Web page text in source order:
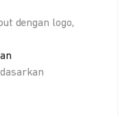
dengan logo,